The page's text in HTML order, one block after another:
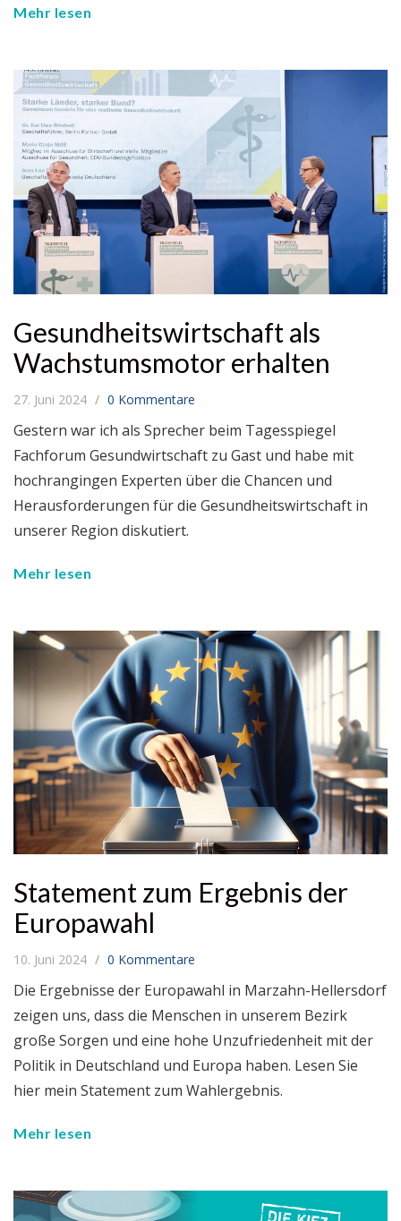
Mehr lesen
Gesundheits­wirtschaft als
Wachstums­motor erhalten
27. Juni 2024 0 Kommentare
Gestern war ich als Sprecher beim Tagesspiegel
Fachforum Gesundwirtschaft zu Gast und habe mit
hochrangingen Experten über die Chancen und
Herausforderungen für die Gesundheitswirtschaft in
unserer Region diskutiert.
Mehr lesen
Statement zum Ergebnis der
Europawahl
10. Juni 2024 0 Kommentare
Die Ergebnisse der Europawahl in Marzahn-Hellersdorf
zeigen uns, dass die Menschen in unserem Bezirk
große Sorgen und eine hohe Unzufriedenheit mit der
Politik in Deutschland und Europa haben. Lesen Sie
hier mein Statement zum Wahlergebnis.
Mehr lesen